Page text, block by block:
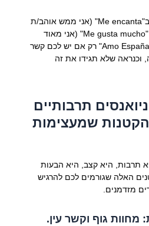
במקרה כזה, השתמשו ב"Me encanta" (אני ממש אוהב/ת
את זה / זה מענג אותי) או "Me gusta mucho" (אני מאוד
אוהב/ת את זה). אומרים "Amo España" רק אם יש לכם קשר
וכנראה שלא תגידו את זה
תרבותיים
שמעצימות
תרבות, היא קצב, היא הבעות
האלה שגורמים לכם להרגיש
מזדמנים.
גוף וקשר עין.